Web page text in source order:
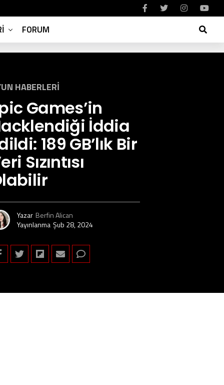
FORUM
HABERLERI
Games’in
İddia
189 GB’lık Bir
Sızıntısı
Yazar Berfin Alican
Yayınlanma Şub 28, 2024